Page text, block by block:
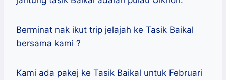
Berminat nak ikut trip jelajah ke Tasik Baikal
bersama kami ?
Kami ada pakej ke Tasik Baikal untuk Februari